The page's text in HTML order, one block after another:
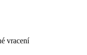
vracení